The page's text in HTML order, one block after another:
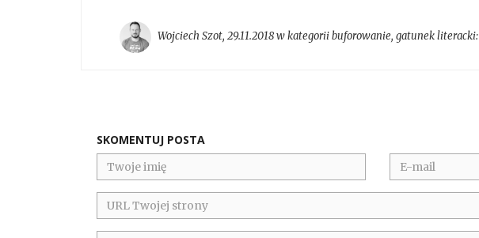
Wojciech Szot, 29.11.2018 w kategoriibuforowanie, gatunek literacki:
SKOMENTUJ POSTA